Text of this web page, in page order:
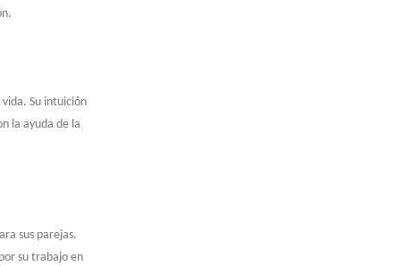
Su intuición
la ayuda de la
sus parejas.
su trabajo en